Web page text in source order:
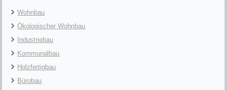
Wohnbau
Ökologischer Wohnbau
Industriebau
Kommunalbau
Holzfertigbau
Bürobau